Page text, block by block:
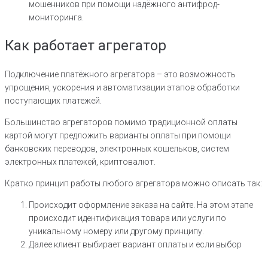
мошенников при помощи надёжного антифрод-
мониторинга.
Как работает агрегатор
Подключение платёжного агрегатора – это возможность
упрощения, ускорения и автоматизации этапов обработки
поступающих платежей.
Большинство агрегаторов помимо традиционной оплаты
картой могут предложить варианты оплаты при помощи
банковских переводов, электронных кошельков, систем
электронных платежей, криптовалют.
Кратко принцип работы любого агрегатора можно описать так:
Происходит оформление заказа на сайте. На этом этапе
происходит идентификация товара или услуги по
уникальному номеру или другому принципу.
Далее клиент выбирает вариант оплаты и если выбор